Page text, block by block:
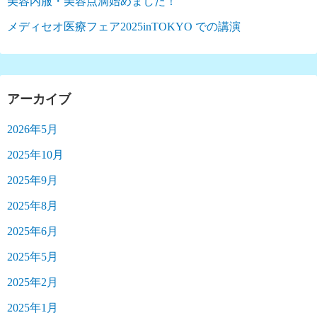
メディセオ医療フェア2025inTOKYO での講演
アーカイブ
2026年5月
2025年10月
2025年9月
2025年8月
2025年6月
2025年5月
2025年2月
2025年1月